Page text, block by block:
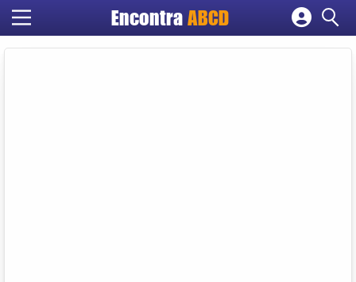
EncontraABCD
Cadastrar empresa